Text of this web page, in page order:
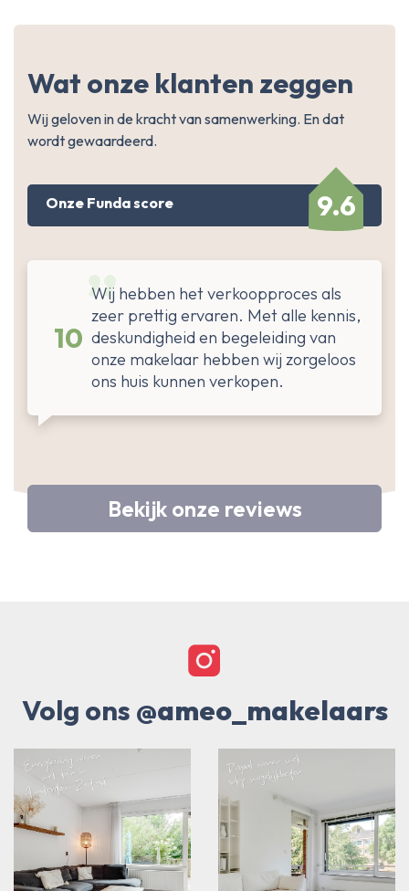
Wat onze klanten zeggen
Wij geloven in de kracht van samenwerking. En dat
wordt gewaardeerd.
Onze Funda score 9.6
10
Wij hebben het verkoopproces als
zeer prettig ervaren. Met alle kennis,
deskundigheid en begeleiding van
onze makelaar hebben wij zorgeloos
ons huis kunnen verkopen.
Bekijk onze reviews
Volg ons @ameo_makelaars